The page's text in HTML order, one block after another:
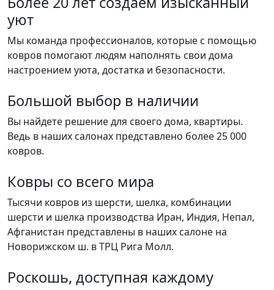
уют
Мы команда профессионалов, которые с помощью
ковров помогают людям наполнять свои дома
настроением уюта, достатка и безопасности.
Большой выбор в наличии
Вы найдете решение для своего дома, квартиры.
Ведь в наших салонах представлено более 25 000
ковров.
Ковры со всего мира
Тысячи ковров из шерсти, шелка, комбинации
шерсти и шелка производства Иран, Индия, Непал,
Афганистан представлены в наших салоне на
Новорижском ш. в ТРЦ Рига Молл.
Роскошь, доступная каждому